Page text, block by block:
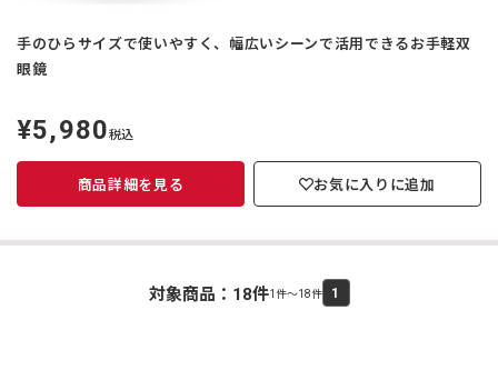
手のひらサイズで使いやすく、幅広いシーンで活用できるお手軽双
眼鏡
定
価
¥5,980税込
商品詳細を見る お気に入りに追加
対象商品： 18件1件～18件 1